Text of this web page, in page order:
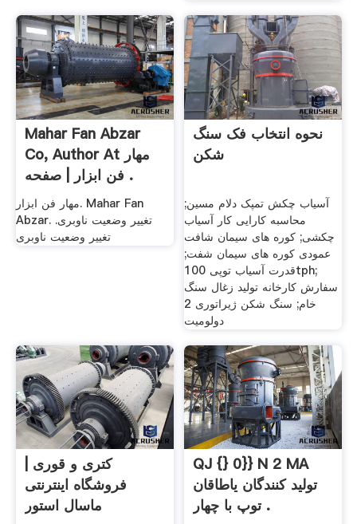
Mahar Fan Abzar
Co, Author At مهار
فن ابزار | صفحه .
مهار فن ابزار. Mahar Fan
Abzar. تغییر وضعیت ناوبری.
تغییر وضعیت ناوبری
نحوه انتخاب فک سنگ
شکن
آسیاب چکش تمپک دلام مسین;
محاسبه کارایی کار آسیاب
چکشی; کوره های سیمان شافت
عمودی کوره های سیمان شفت;
قدرت آسیاب توپی 100tph;
سفارش کارخانه تولید زغال سنگ
خام; سنگ شکن ژیراتوری 2
دولومیت
کتری و قوری |
فروشگاه اینترنتی
ماسال استور
QJ {} 0}} N 2 MA
تولید کنندگان یاطاقان
توپ با چهار .